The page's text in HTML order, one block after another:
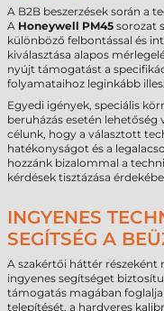
A B2B beszerzések során a
A Honeywell PM45 sorozat
különböző felbontással és
kiválasztása alapos
nyújt támogatást a
folyamataihoz leginkább
Egyedi igények, speciális
beruházás esetén lehetőség
célunk, hogy a választott
hatékonyságot és a
hozzánk bizalommal a
kérdések tisztázása
INGYENES
SEGÍTSÉG A
A szakértői háttér részeként
ingyenes segítséget
támogatás magában
telepítését, a hardveres